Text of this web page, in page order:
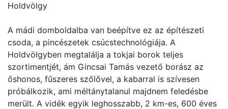
Holdvölgy
A mádi domboldalba van beépítve ez az építészeti
csoda, a pincészetek csúcstechnológiája. A
Holdvölgyben megtalálja a tokjai borok teljes
szortimentjét, ám Gincsai Tamás vezető borász az
őshonos, fűszeres szőlővel, a kabarral is szívesen
próbálkozik, ami méltánytalanul majdnem feledésbe
merült. A vidék egyik leghosszabb, 2 km-es, 600 éves